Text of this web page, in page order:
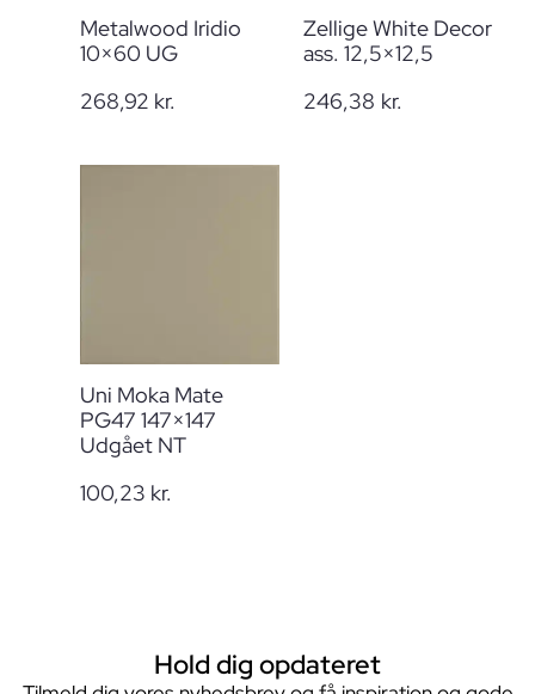
Metalwood Iridio
10×60 UG
268,92 kr.
Zellige White Decor
ass. 12,5×12,5
246,38 kr.
Uni Moka Mate
PG47 147×147
Udgået NT
100,23 kr.
Hold dig opdateret